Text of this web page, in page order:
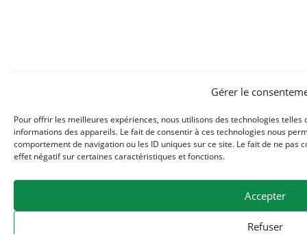
Gérer le
Pour offrir les meilleures expériences, nous utilisons des technologies
informations des appareils. Le fait de consentir à ces technologies nous
comportement de navigation ou les ID uniques sur ce site. Le fait de ne
effet négatif sur certaines caractéristiques et fonctions.
Accepter
Refuser